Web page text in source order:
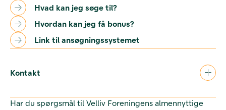
Hvad kan jeg søge til?
Hvordan kan jeg få bonus?
Link til ansøgningssystemet
Kontakt
Har du spørgsmål til Velliv Foreningens almennyttige